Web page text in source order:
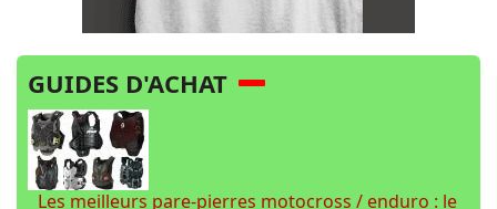
GUIDES D'ACHAT
Les meilleurs pare-pierres motocross / enduro : le